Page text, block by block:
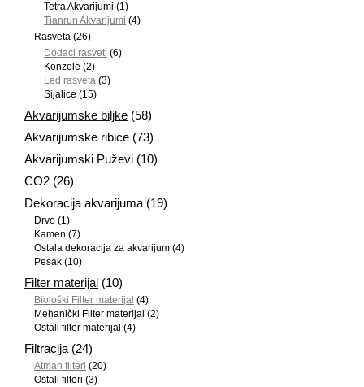
Tetra Akvarijumi (1)
Tianrun Akvarijumi (4)
Rasveta (26)
Dodaci rasveti (6)
Konzole (2)
Led rasveta (3)
Sijalice (15)
Akvarijumske biljke (58)
Akvarijumske ribice (73)
Akvarijumski Puževi (10)
CO2 (26)
Dekoracija akvarijuma (19)
Drvo (1)
Kamen (7)
Ostala dekoracija za akvarijum (4)
Pesak (10)
Filter materijal (10)
Biološki Filter materijal (4)
Mehanički Filter materijal (2)
Ostali filter materijal (4)
Filtracija (24)
Atman filteri (20)
Ostali filteri (3)